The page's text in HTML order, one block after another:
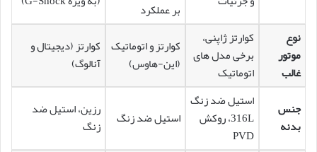
بر عملکرد
نوع
موتور
غالب
کوارتز ژاپنی،
برخی مدل های
اتوماتیک
کوارتز و اتوماتیک
(این-هاوس)
کوارتز (دیجیتال و
آنالوگ)
جنس
بدنه
استیل ضد زنگ
316L، روکش
PVD
استیل ضد زنگ
رزین، استیل ضد
زنگ